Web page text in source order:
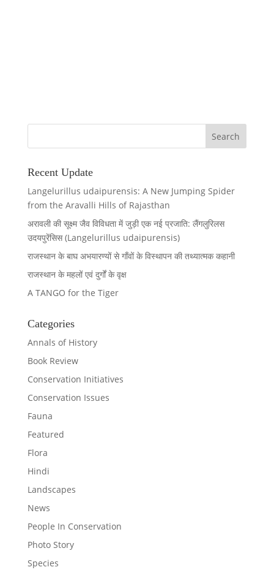
Recent Update
Langelurillus udaipurensis: A New Jumping Spider
from the Aravalli Hills of Rajasthan
अरावली की सूक्ष्म जैव विविधता में जुड़ी एक नई प्रजाति: लैंगलुरिलस
उदयपुरेंसिस (Langelurillus udaipurensis)
राजस्थान के बाघ अभयारण्यों से गाँवों के विस्थापन की तथ्यात्मक कहानी
राजस्थान के महलों एवं दुर्गों के वृक्ष
A TANGO for the Tiger
Categories
Annals of History
Book Review
Conservation Initiatives
Conservation Issues
Fauna
Featured
Flora
Hindi
Landscapes
News
People In Conservation
Photo Story
Species